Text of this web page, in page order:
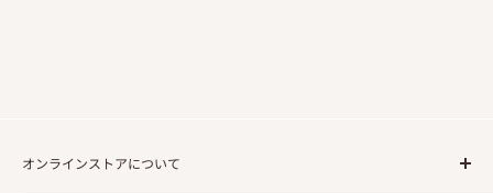
オンラインストアについて